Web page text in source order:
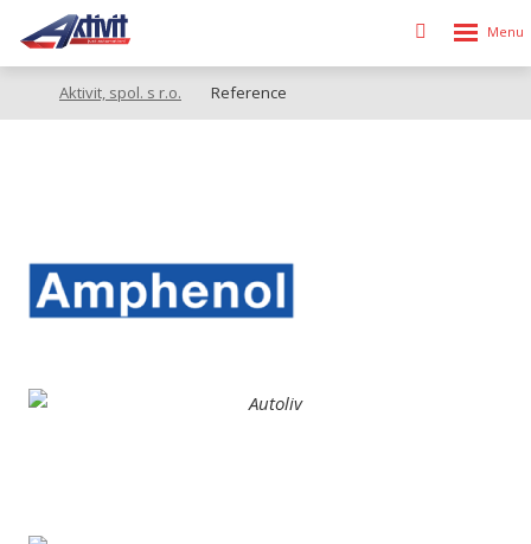
Vyhledávání
Rozbalení
Aktivit, spol. s r.o. Reference